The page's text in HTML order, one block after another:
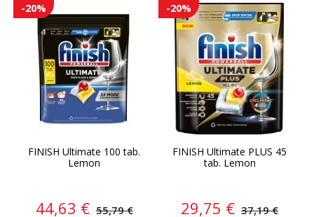
-20%
FINISH Ultimate 100 tab.
Lemon
44,63 € 55,79 €
-20%
FINISH Ultimate PLUS 45
tab. Lemon
29,75 € 37,19 €